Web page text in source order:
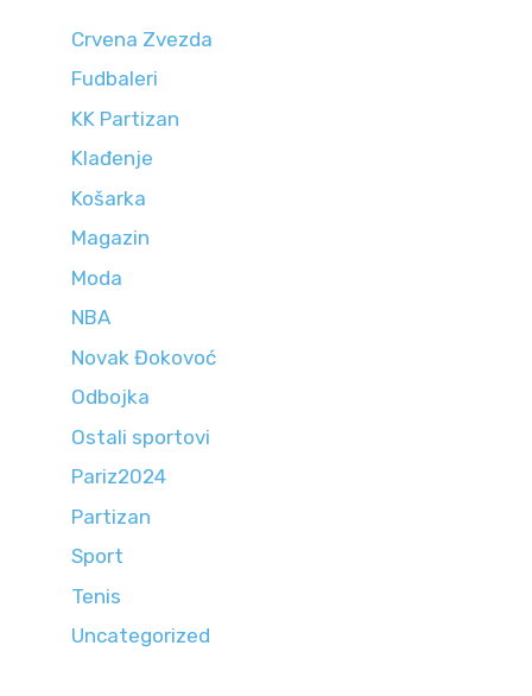
Crvena Zvezda
Fudbaleri
KK Partizan
Klađenje
Košarka
Magazin
Moda
NBA
Novak Đokovoć
Odbojka
Ostali sportovi
Pariz2024
Partizan
Sport
Tenis
Uncategorized